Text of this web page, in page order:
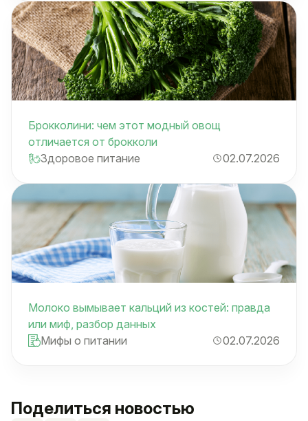
Поделиться новостью
Брокколини: чем этот модный овощ
отличается от брокколи
Здоровое питание
02.07.2026
Молоко вымывает кальций из костей: правда
или миф, разбор данных
Мифы о питании
02.07.2026